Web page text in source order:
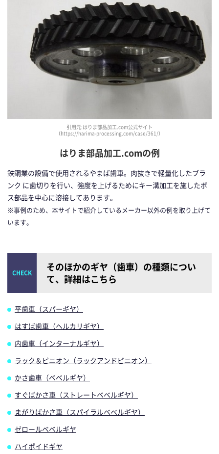
引用元:はりま部品加工.com公式サイト
（https://harima-processing.com/case/361/）
はりま部品加工.comの例
鉄鋼業の設備で使用されるやまば歯車。肉抜きで軽量化したブラ
ンク に歯切りを行い、強度を上げるためにキー溝加工を施したボ
ス部品を中心に溶接してあります。
※事例のため、本サイトで紹介しているメーカー以外の例を取り上げて
います。
そのほかのギヤ（歯車）の種類につい
て、詳細はこちら
平歯車（スパーギヤ）
はすば歯車（ヘルカリギヤ）
内歯車（インターナルギヤ）
ラック＆ピニオン（ラックアンドピニオン）
かさ歯車（ベベルギヤ）
すぐばかさ車（ストレートベベルギヤ）
まがりばかさ車（スパイラルベベルギヤ）
ゼロールベベルギヤ
ハイポイドギヤ